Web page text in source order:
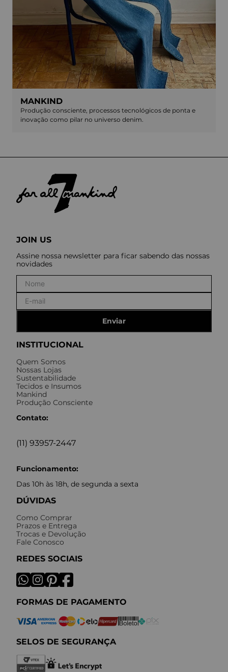
MANKIND
Produção consciente, processos tecnológicos de ponta e
inovação como pilar no universo denim.
INSTITUCIONAL
Quem Somos
Nossas Lojas
Sustentabilidade
Tecidos e Insumos
Mankind
Produção Consciente
Contato:
(11) 93957-2447
Funcionamento:
Das 10h às 18h, de segunda a sexta
DÚVIDAS
Como Comprar
Prazos e Entrega
Trocas e Devolução
Fale Conosco
REDES SOCIAIS
FORMAS DE PAGAMENTO
SELOS DE SEGURANÇA
JOIN US
Assine nossa newsletter para ficar sabendo das nossas
novidades
Enviar